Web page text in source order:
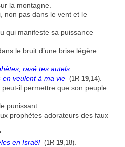
la montagne.
non pas dans le vent et le
qui manifeste sa puissance
le bruit d’une brise légère.
rasé tes autels
en veulent à ma vie (1R 19 ,14)
peut-il permettre que son peuple
punissant
prophètes adorateurs des faux
en Israël (1R 19 ,18)